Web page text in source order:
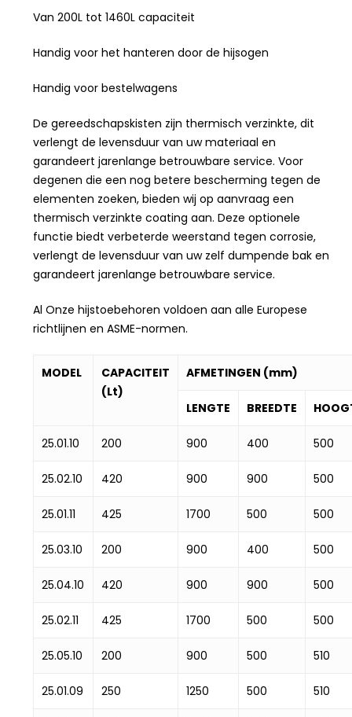
Van 200L tot 1460L capaciteit
Handig voor het hanteren door de hijsogen
Handig voor bestelwagens
De gereedschapskisten zijn thermisch verzinkte, dit
verlengt de levensduur van uw materiaal en
garandeert jarenlange betrouwbare service. Voor
degenen die een nog betere bescherming tegen de
elementen zoeken, bieden wij op aanvraag een
thermisch verzinkte coating aan. Deze optionele
functie biedt verbeterde weerstand tegen corrosie,
verlengt de levensduur van uw zelf dumpende bak en
garandeert jarenlange betrouwbare service.
Al Onze hijstoebehoren voldoen aan alle Europese
richtlijnen en ASME-normen.
MODEL
CAPACITEIT
(Lt)
AFMETINGEN (mm)
LENGTE BREEDTE
25.01.10 200 900 400 500
25.02.10 420 900 900 500
25.01.11 425 1700 500 500
25.03.10 200 900 400 500
25.04.10 420 900 900 500
25.02.11 425 1700 500 500
25.05.10 200 900 500 510
25.01.09 250 1250 500 510